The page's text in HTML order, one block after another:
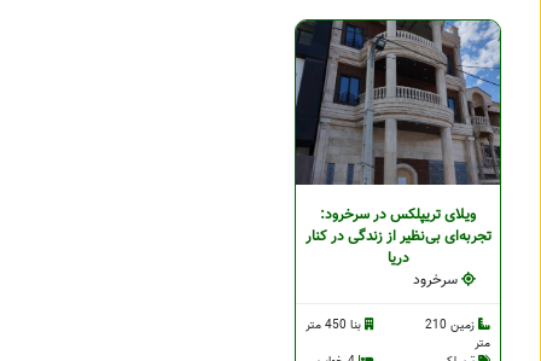
ویلای تریپلکس در سرخرود:
تجربه‌ای بی‌نظیر از زندگی در کنار
دریا
سرخرود
زمین 210
متر
بنا 450 متر